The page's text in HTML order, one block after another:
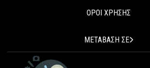
ΟΡΟΙ ΧΡΗΣΗΣ
ΜΕΤΑΒΑΣΗ ΣΕ